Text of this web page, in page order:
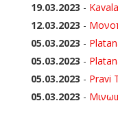
19.03.2023 -
12.03.2023 -
05.03.2023 -
05.03.2023 -
05.03.2023 - Pravi
05.03.2023 -